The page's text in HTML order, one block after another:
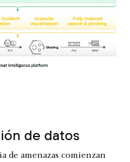
de datos
de amenazas comienzan